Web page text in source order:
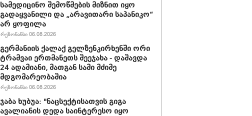
სამედიცინო შემოწმების მიზნით იყო
გადაყვანილი და „არავითარი საპანიკო“
არ ყოფილა
რეზონანსი 06.08.2026
გერმანიის ქალაქ გელზენკირხენში ორი
ტრამვაი ერთმანეთს შეეჯახა - დაშავდა
24 ადამიანი, მათგან სამი მძიმე
მდგომარეობაშია
რეზონანსი 06.08.2026
ჯაბა ხუბუა: "ნაცსექტისათვის გიგა
ავალიანის დედა საინტერესო იყო